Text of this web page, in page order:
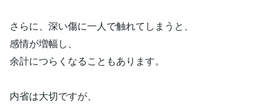
さらに、深い傷に一人で触れてしまうと、
感情が増幅し、
余計につらくなることもあります。
内省は大切ですが、